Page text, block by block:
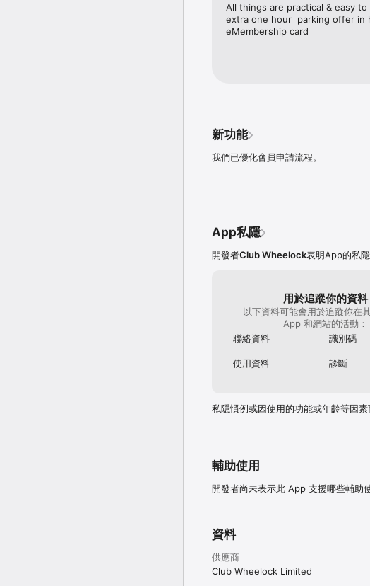
All things are practical & easy
extra one hour  parking offer in
eMembership card
新功能
我們已優化會員申請流程。
App私隱
開發者Club Wheelock表明App的私
用於追蹤你的資料
以下資料可能會用於追蹤你在
App 和網站的活動：
聯絡資料
識別碼
使用資料 診斷
私隱慣例或因使用的功能或年齡等因素
輔助使用
開發者尚未表示此 App 支援哪些輔助
資料
供應商
Club Wheelock Limited